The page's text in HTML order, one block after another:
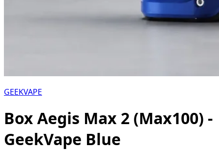
GEEKVAPE
Box Aegis Max 2 (Max100) -
GeekVape Blue